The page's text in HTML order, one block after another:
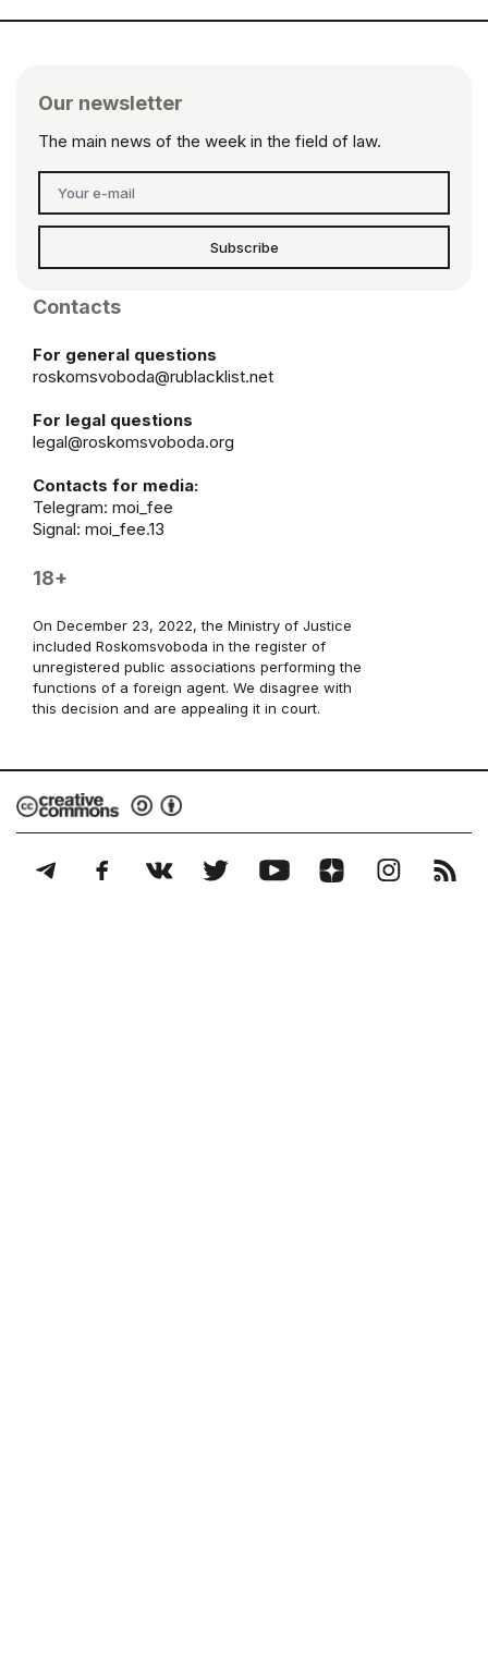
Our newsletter
The main news of the week in the field of law.
Subscribe
Contacts
For general questions
roskomsvoboda@rublacklist.net
For legal questions
legal@roskomsvoboda.org
Contacts for media:
Telegram: moi_fee
Signal: moi_fee.13
18+
On December 23, 2022, the Ministry of Justice
included Roskomsvoboda in the register of
unregistered public associations performing the
functions of a foreign agent. We disagree with
this decision and are appealing it in court.